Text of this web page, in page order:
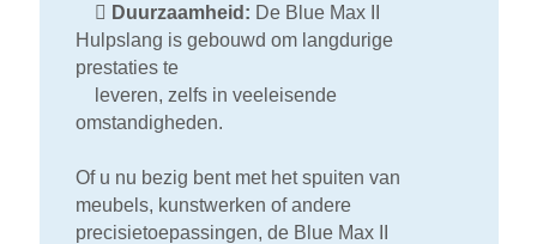
 Duurzaamheid: De Blue Max II
Hulpslang is gebouwd om langdurige
prestaties te
leveren, zelfs in veeleisende
omstandigheden.
Of u nu bezig bent met het spuiten van
meubels, kunstwerken of andere
precisietoepassingen, de Blue Max II